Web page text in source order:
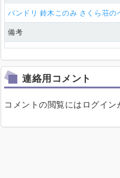
バンドリ 鈴木このみ さくら荘の
備考
連絡用コメント
コメントの閲覧にはログイン